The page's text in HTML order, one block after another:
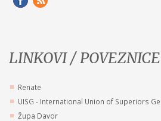
LINKOVI / POVEZNICE
Renate
UISG - International Union of Superiors
Župa Davor